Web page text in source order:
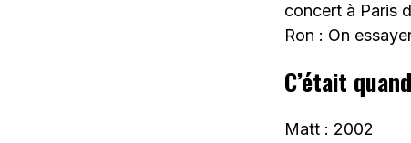
concert à Paris
Ron : On
C’était
Matt : 2002